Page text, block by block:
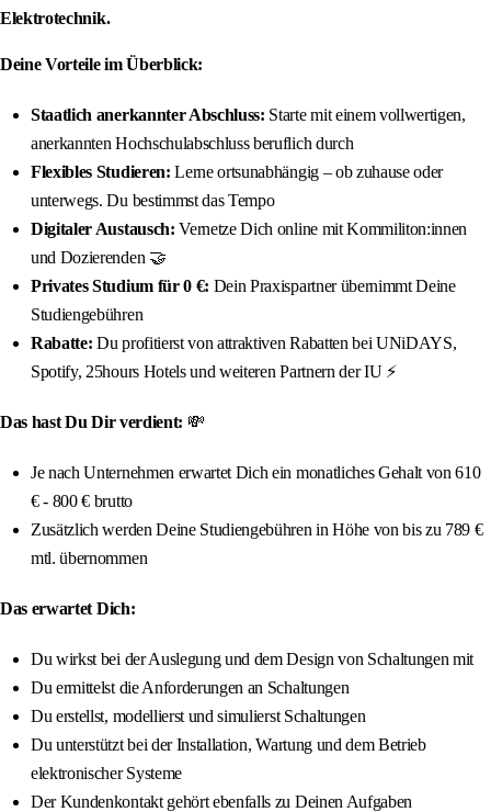
Elektrotechnik.
Deine Vorteile im Überblick:
Staatlich anerkannter Abschluss: Starte mit einem vollwertigen,
anerkannten Hochschulabschluss beruflich durch
Flexibles Studieren: Lerne ortsunabhängig – ob zuhause oder
unterwegs. Du bestimmst das Tempo
Digitaler Austausch:Vernetze Dich online mit Kommiliton:innen
und Dozierenden 🤝
Privates Studium für 0 €: Dein Praxispartner übernimmt Deine
Studiengebühren
Rabatte: Du profitierst von attraktiven Rabatten bei UNiDAYS,
Spotify, 25hours Hotels und weiteren Partnern der IU ⚡️
Das hast Du Dir verdient: 💸
Je nach Unternehmen erwartet Dich ein monatliches Gehalt von 610
€ - 800 € brutto
Zusätzlich werden Deine Studiengebühren in Höhe von bis zu 789 €
mtl. übernommen
Das erwartet Dich:
Du wirkst bei der Auslegung und dem Design von Schaltungen mit
Du ermittelst die Anforderungen an Schaltungen
Du erstellst, modellierst und simulierst Schaltungen
Du unterstützt bei der Installation, Wartung und dem Betrieb
elektronischer Systeme
Der Kundenkontakt gehört ebenfalls zu Deinen Aufgaben